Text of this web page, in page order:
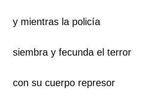
Guardar como favorito
cuenta de 14ymedio.
y mientras la policía
siembra y fecunda el terror
con su cuerpo represor